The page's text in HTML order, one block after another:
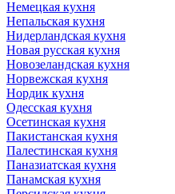
Немецкая кухня
Непальская кухня
Нидерландская кухня
Новая русская кухня
Новозеландская кухня
Норвежская кухня
Нордик кухня
Одесская кухня
Осетинская кухня
Пакистанская кухня
Палестинская кухня
Паназиатская кухня
Панамская кухня